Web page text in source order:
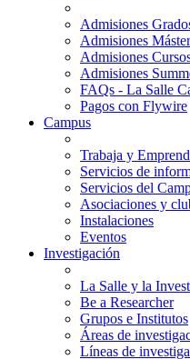
Admisiones
Admisiones
Admisiones
Admisiones
FAQs - La Salle
Pagos con Flywire
Campus
Trabaja y
Servicios de
Servicios del
Asociaciones y
Instalaciones
Eventos
Investigación
La Salle y la
Be a Researcher
Grupos e Institutos
Áreas de
Líneas de